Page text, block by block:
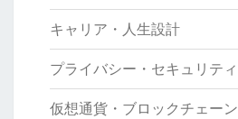
キャリア・人生設計
プライバシー・セキュリティ
仮想通貨・ブロックチェーン